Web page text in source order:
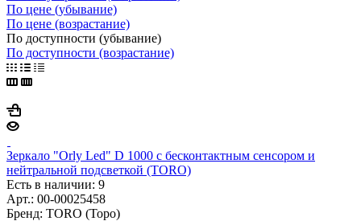
По цене (убывание)
По цене (возрастание)
По доступности (убывание)
По доступности (возрастание)
Зеркало "Orly Led" D 1000 с бесконтактным сенсором и
нейтральной подсветкой (TORO)
Есть в наличии: 9
Арт.: 00-00025458
Бренд: TORO (Торо)